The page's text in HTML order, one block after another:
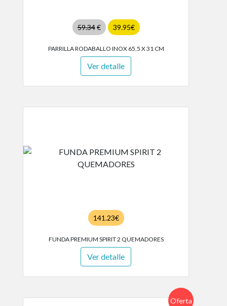
59.34€ 39.95€
PARRILLA RODABALLO INOX 65,5 X 31 CM
Ver detalle
141.23€
FUNDA PREMIUM SPIRIT 2 QUEMADORES
Ver detalle
Oferta